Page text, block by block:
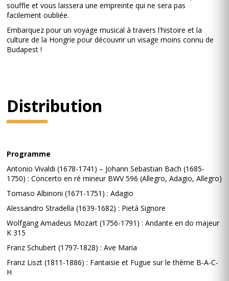
souffle et vous laissera une empreinte qui ne sera pas
facilement oubliée.
Embarquez pour un voyage musical à travers l'histoire et la
culture de la Hongrie pour découvrir un visage moins connu de
Budapest !
Distribution
Programme
Antonio Vivaldi (1678-1741) – Johann Sebastian Bach (1685-
1750) : Concerto en ré mineur BWV 596 (Allegro, Adagio, Allegro)
Tomaso Albinoni (1671-1751) : Adagio
Alessandro Stradella (1639-1682) : Pietá Signore
Wolfgang Amadeus Mozart (1756-1791) : Andante en do majeur
K 315
Franz Schubert (1797-1828) : Ave Maria
Franz Liszt (1811-1886) : Fantaisie et Fugue sur le thème B-A-C-
H